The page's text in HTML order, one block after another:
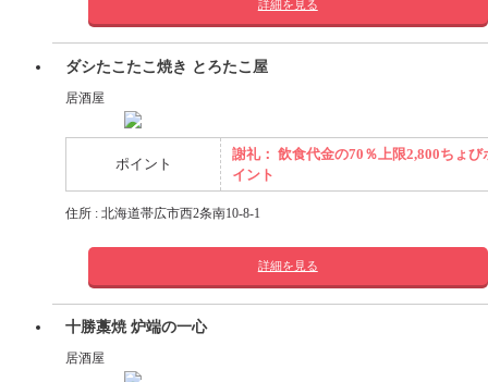
詳細を見る
ダシたこたこ焼き とろたこ屋
居酒屋
ポイント
謝礼： 飲食代金の70％上限2,800ちょび
イント
住所 : 北海道帯広市西2条南10-8-1
詳細を見る
十勝藁焼 炉端の一心
居酒屋